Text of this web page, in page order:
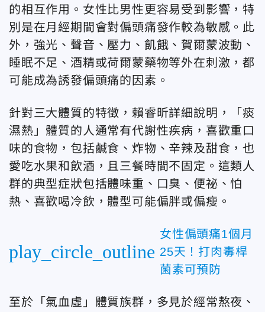
的相互作用。女性比男性更容易受到影響，特
別是在月經期間會對偏頭痛發作較為敏感。此
外，強光、聲音、壓力、飢餓、賀爾蒙波動、
睡眠不足、酒精或荷爾蒙藥物等外在刺激，都
可能成為誘發偏頭痛的因素。
針對三大體質的特徵，賴睿昕詳細說明，「痰
濕熱」體質的人通常有代謝性疾病，喜歡重口
味的食物，包括鹹食、炸物、辛辣及甜食，也
愛吃水果和飲酒，且三餐時間不固定。這類人
群的典型症狀包括體味重、口臭、便祕、怕
熱、喜歡喝冷飲，體型可能偏胖或偏瘦。
play_circle_outline
女性偏頭痛1個月
25天！打肉毒桿
菌素可預防
至於「氣血虛」體質族群，多見於經常熬夜、